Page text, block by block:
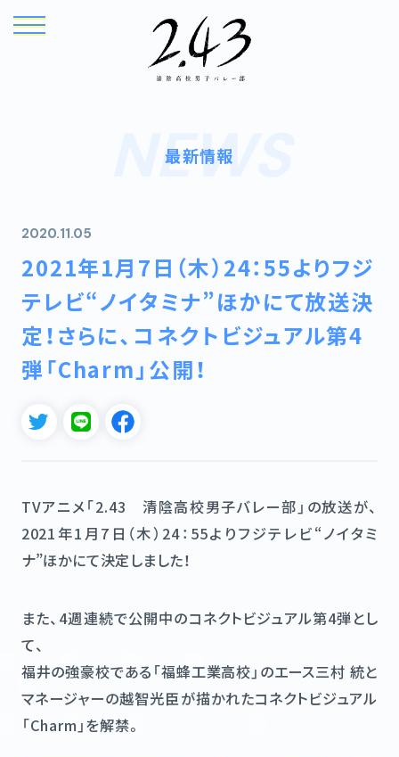
TOP
NEWS
ONAIR
INTRODUCTION
STORY
CHARACTER
STAFF&CAST
BOOKS
GOODS
FUKUI × 2.43
FUKUI MAP
@243anime
NEWS
最新情報
2020.11.05
2021年1月7日（木）24：55よりフジ
テレビ“ノイタミナ”ほかにて放送決
定！さらに、コネクトビジュアル第4
弾「Charm」公開！
TVアニメ「2.43 清陰高校男子バレー部」の放送が、
2021年1月7日（木）24：55よりフジテレビ“ノイタミ
ナ”ほかにて決定しました！
また、4週連続で公開中のコネクトビジュアル第4弾とし
て、
福井の強豪校である「福蜂工業高校」のエース三村 統と
マネージャーの越智光臣が描かれたコネクトビジュアル
「Charm」を解禁。